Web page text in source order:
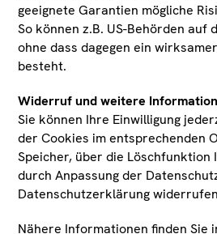
Zu den Tiroler
Zum Verein Tiroler
Ferdinandeum
geeignete Garantien mögliche
So können z.B. US-Behörden auf
ohne dass dagegen ein
besteht.
Widerruf und weitere
Sie können Ihre Einwilligung
der Cookies im entsprechenden
Speicher, über die Löschfunktion
durch Anpassung der
Datenschutzerklärung
Nähere Informationen finden Sie